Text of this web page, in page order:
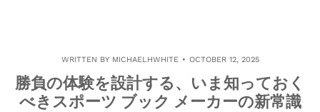
WRITTEN BY MICHAELHWHITE OCTOBER 12, 2025
勝負の体験を設計する、いま知っておく
べきスポーツ ブック メーカーの新常識